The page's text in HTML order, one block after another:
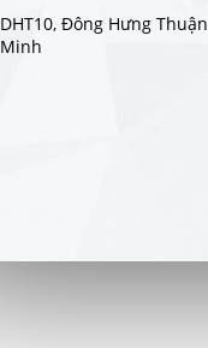
DHT10, Đông Hưng
Minh